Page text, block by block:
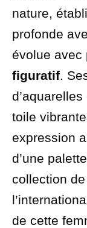
nature,
profonde
évolue avec
figuratif .
toile
expression
d’une
collection
de cette